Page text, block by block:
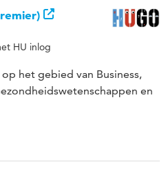
HU inlog
het gebied van Business,
en